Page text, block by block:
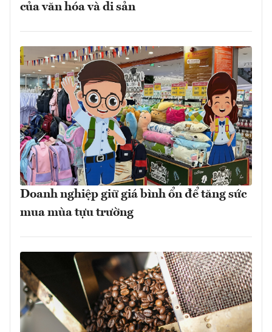
của văn hóa và di sản
Doanh nghiệp giữ giá bình ổn để tăng sức
mua mùa tựu trường